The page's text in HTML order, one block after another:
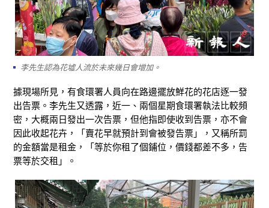
李先生認為花墟人流於未來幾日會增加。
據現場所見，有食環署人員向在路邊擺放鮮花的花店逐一發
出告票。李先生又透露，近一、兩個星期食環署執法比較頻
密，大概兩日發出一次告票，但他指即使收到告票，亦不會
因此收起花卉，「賣花早就預計到會被發告票」，又稱所罰
的金額當是租金，「等於你租了個鋪位，價錢都差不多，告
票等於交租」。